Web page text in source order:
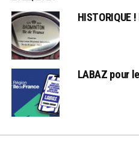
LABAZ pour